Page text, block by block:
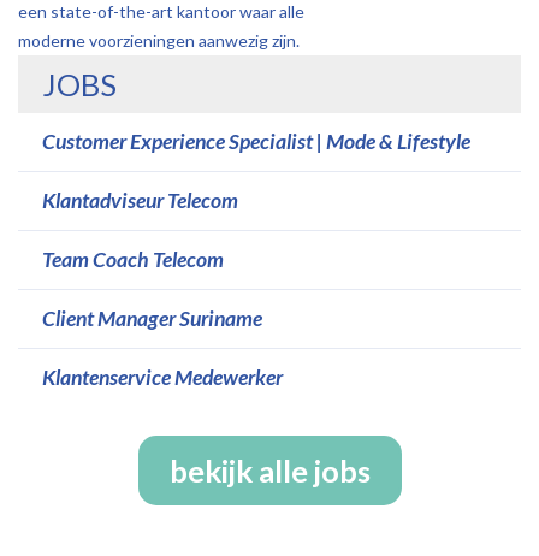
een state-of-the-art kantoor waar alle
moderne voorzieningen aanwezig zijn.
JOBS
Customer Experience Specialist | Mode & Lifestyle
Klantadviseur Telecom
Team Coach Telecom
Client Manager Suriname
Klantenservice Medewerker
bekijk alle jobs